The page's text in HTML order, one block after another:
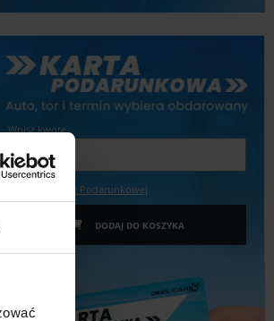
Wpisz kwotę
Więcej o Karcie Podarunkowej
DODAJ DO KOSZYKA